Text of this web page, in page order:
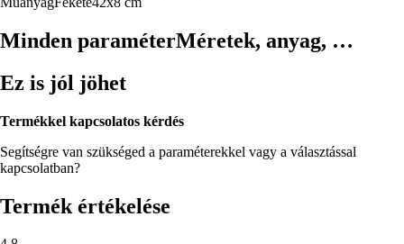
Minden paraméterMéretek, anyag, …
Ez is jól jöhet
Termékkel kapcsolatos kérdés
Segítségre van szükséged a paraméterekkel vagy a választással
kapcsolatban?
Termék értékelése